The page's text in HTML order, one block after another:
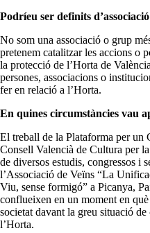
Podríeu ser definits
No som una associació o grup
pretenem catalitzar les accions o
la protecció de l’Horta de
persones, associacions o
fer en relació a l’Horta.
En quines circumstàncies vau
El treball de la Plataforma per un
Consell Valencià de Cultura per
de diversos estudis, congressos i
l’Associació de Veïns “La
Viu, sense formigó” a Picanya,
conflueixen en un moment en
societat davant la greu situació
l’Horta.